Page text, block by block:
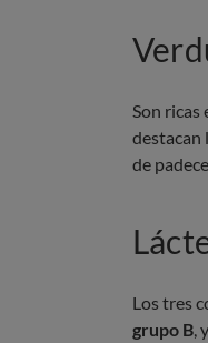
Son
destacan
de
Los tres
grupo B ,